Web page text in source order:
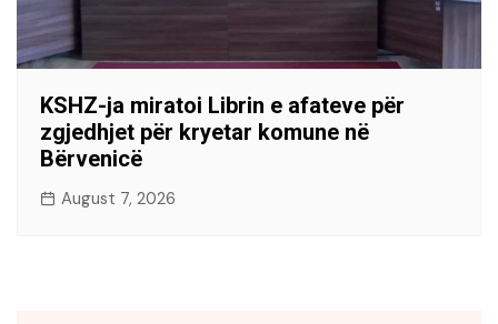
KSHZ-ja miratoi Librin e afateve për
zgjedhjet për kryetar komune në
Bërvenicë
August 7, 2026